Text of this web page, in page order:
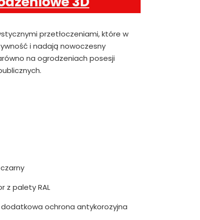
przetłoczeniami, które w
i nadają nowoczesny
na ogrodzeniach posesji
z palety RAL
dodatkowa ochrona antykorozyjna